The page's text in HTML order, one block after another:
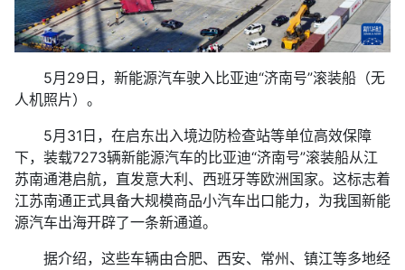
5月29日，新能源汽车驶入比亚迪“济南号”滚装船（无
人机照片）。
5月31日，在启东出入境边防检查站等单位高效保障
下，装载7273辆新能源汽车的比亚迪“济南号”滚装船从江
苏南通港启航，直发意大利、西班牙等欧洲国家。这标志着
江苏南通正式具备大规模商品小汽车出口能力，为我国新能
源汽车出海开辟了一条新通道。
据介绍，这些车辆由合肥、西安、常州、镇江等多地经